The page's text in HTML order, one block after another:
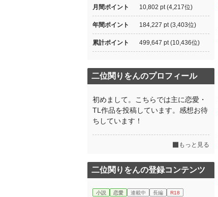
月間ポイント 10,802 pt (4,217位)
年間ポイント 184,227 pt (3,403位)
累計ポイント 499,647 pt (10,436位)
二位関りをんのプロフィール
初めまして。こちらでは主に恋愛・
TL作品を投稿しています。感想お待
ちしています！
もっと見る
二位関りをんの登録コンテンツ
小説 恋愛 連載中 長編 R18